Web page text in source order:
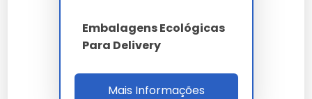
Embalagens Ecológicas
Para Delivery
Mais Informações